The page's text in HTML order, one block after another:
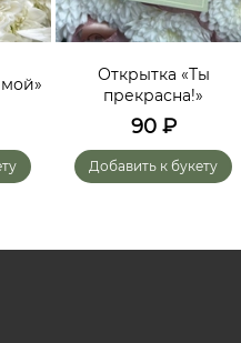
Открытка «Ты
прекрасна!»
90₽
Добавить к букету